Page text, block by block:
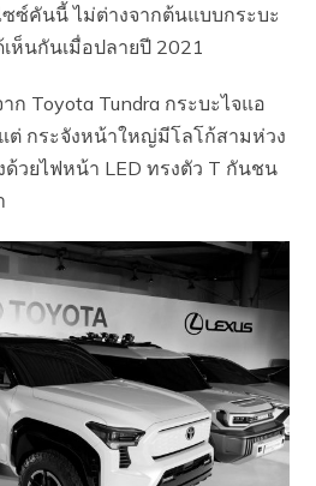
ซ์คันนี้ ไม่ต่างจากต้นแบบกระบะ
ห็นกันเมื่อปลายปี 2021
Toyota Tundra กระบะไจแอ
ต่ กระจังหน้าใหญ่มีโลโก้สามห่วง
วยไฟหน้า LED ทรงตัว T กันชน